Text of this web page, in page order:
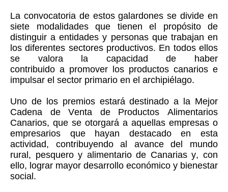
La convocatoria de estos galardones se divide en
siete modalidades que tienen el propósito de
distinguir a entidades y personas que trabajan en
los diferentes sectores productivos. En todos ellos
se valora la capacidad de haber
contribuido a promover los productos canarios e
impulsar el sector primario en el archipiélago.
Uno de los premios estará destinado a la Mejor
Cadena de Venta de Productos Alimentarios
Canarios, que se otorgará a aquellas empresas o
empresarios que hayan destacado en esta
actividad, contribuyendo al avance del mundo
rural, pesquero y alimentario de Canarias y, con
ello, lograr mayor desarrollo económico y bienestar
social.